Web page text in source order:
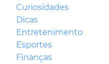
Curiosidades
Dicas
Entretenimento
Esportes
Finanças